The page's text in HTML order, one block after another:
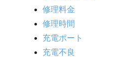
修理料金
修理時間
充電ポート
充電不良